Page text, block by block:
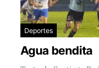
Deportes
Agua bendita